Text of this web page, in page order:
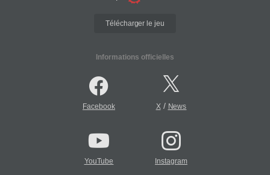
Télécharger le jeu
Informations officielles
Facebook X/ News
YouTube Instagram